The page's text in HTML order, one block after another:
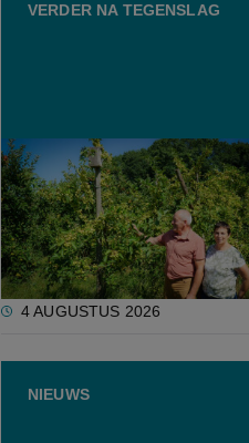
VERDER NA TEGENSLAG
Een tegenslag als
"De storm leidde tot één
de beste professionele
beslissingen uit onze
4 AUGUSTUS 2026
NIEUWS